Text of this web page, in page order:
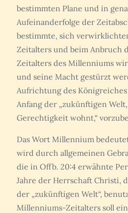
bestimmten Plane und in
Aufeinanderfolge der
bestimmte, sich
Zeitalters und beim Anbruch
Zeitalters des Millenniums
und seine Macht gestürzt
Aufrichtung des
Anfang der „zukünftigen
Gerechtigkeit wohnt,“
Das Wort Millennium
wird durch allgemeinen
die in Offb. 20:4 erwähnte
Jahre der Herrschaft Christi,
der „zukünftigen Welt“,
Millenniums-Zeitalters soll